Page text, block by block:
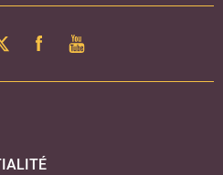
FACEBOOK
YOUTUBE